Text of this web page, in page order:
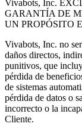
Vivabots, Inc.
GARANTÍA DE
UN PROPÓSITO
Vivabots, Inc. no
daños directos,
punitivos, que
pérdida de
de sistemas
pérdida de datos o
incorrecto o la
Cliente.